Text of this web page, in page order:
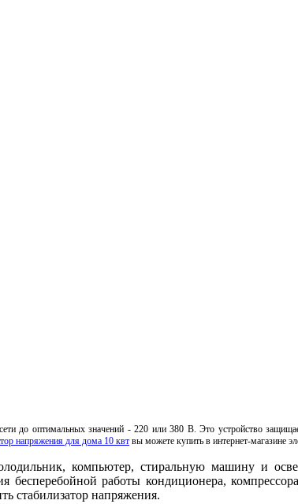
до оптимальных значений - 220 или 380 В. Это устройство
напряжения для дома 10 квт вы можете купить в интернет-магазине
компьютер, стиральную машину и
бесперебойной работы кондиционера,
стабилизатор напряжения.